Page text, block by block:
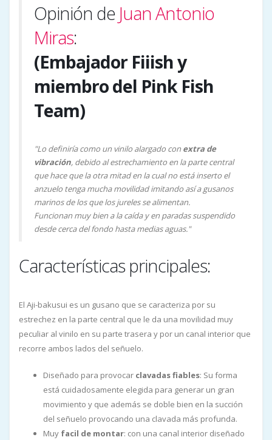
Opinión de Juan Antonio
Miras:
(Embajador Fiiish y
miembro del Pink Fish
Team)
"Lo definiría como un vinilo alargado con extra de
vibración, debido al estrechamiento en la parte central
que hace que la otra mitad en la cual no está inserto el
anzuelo tenga mucha movilidad imitando así a gusanos
marinos de los que los jureles se alimentan.
Funcionan muy bien a la caída y en paradas suspendido
desde cerca del fondo hasta medias aguas."
Características principales:
El Aji-bakusui es un gusano que se caracteriza por su
estrechez en la parte central que le da una movilidad muy
peculiar al vinilo en su parte trasera y por un canal interior que
recorre ambos lados del señuelo.
Diseñado para provocar clavadas fiables: Su forma
está cuidadosamente elegida para generar un gran
movimiento y que además se doble bien en la succión
del señuelo provocando una clavada más profunda.
Muy facil de montar: con una canal interior diseñado